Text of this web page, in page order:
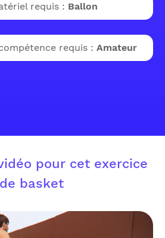
requis : Ballon
requis : Amateur
pour cet exercice
de basket